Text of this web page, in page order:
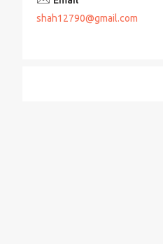
shah12790@gmail.com